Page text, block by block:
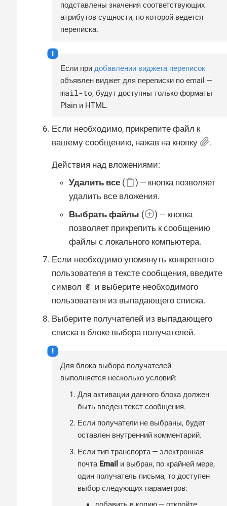
подставлены значения соответствующих
атрибутов сущности, по которой ведется
переписка.
Если при добавлении виджета переписок
объявлен виджет для переписки по email —
mail-to, будут доступны только форматы
Plain и HTML.
Если необходимо, прикрепите файл к
вашему сообщению, нажав на кнопку
.
Действия над вложениями:
Удалить все (
) — кнопка позволяет
удалить все вложения.
Выбрать файлы (
) — кнопка
позволяет прикрепить к сообщению
файлы с локального компьютера.
Если необходимо упомянуть конкретного
пользователя в тексте сообщения, введите
символ @ и выберите необходимого
пользователя из выпадающего списка.
Выберите получателей из выпадающего
списка в блоке выбора получателей.
Для блока выбора получателей
выполняется несколько условий:
Для активации данного блока должен
быть введен текст сообщения.
Если получатели не выбраны, будет
оставлен внутренний комментарий.
Если тип транспорта — электронная
почта Email и выбран, по крайней мере,
один получатель письма, то доступен
выбор следующих параметров: